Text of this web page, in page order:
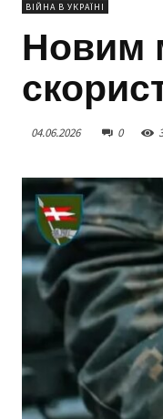
ВІЙНА В УКРАЇНІ
Новим
04.06.2026 0